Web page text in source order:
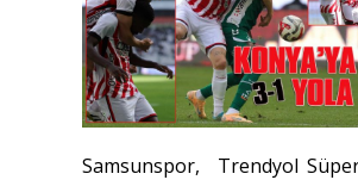
Samsunspor, Trendyol